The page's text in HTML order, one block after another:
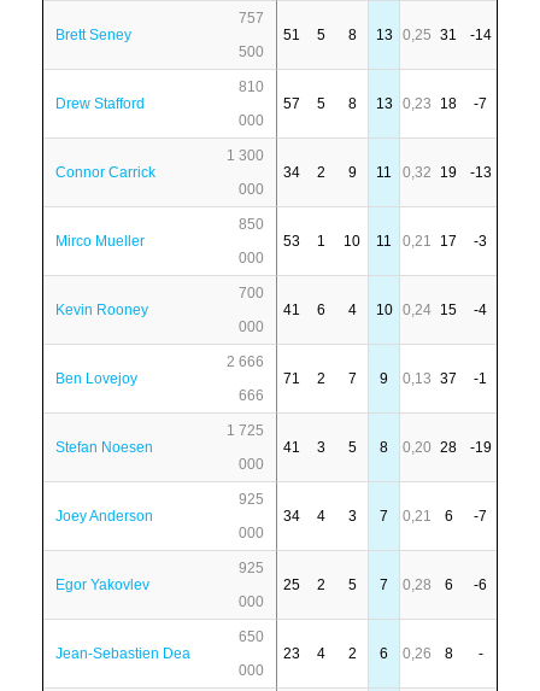
Brett Seney
757
500
51 5 8 13 0,25 31 -14
Drew Stafford
810
000
57 5 8 13 0,23 18 -7
Connor Carrick
1 300
000
34 2 9 11 0,32 19 -13
Mirco Mueller
850
000
53 1 10 11 0,21 17 -3
Kevin Rooney
700
000
41 6 4 10 0,24 15 -4
Ben Lovejoy
2 666
666
71 2 7 9 0,13 37 -1
Stefan Noesen
1 725
000
41 3 5 8 0,20 28 -19
Joey Anderson
925
000
34 4 3 7 0,21 6 -7
Egor Yakovlev
925
000
25 2 5 7 0,28 6 -6
Jean-Sebastien Dea
650
000
23 4 2 6 0,26 8 -